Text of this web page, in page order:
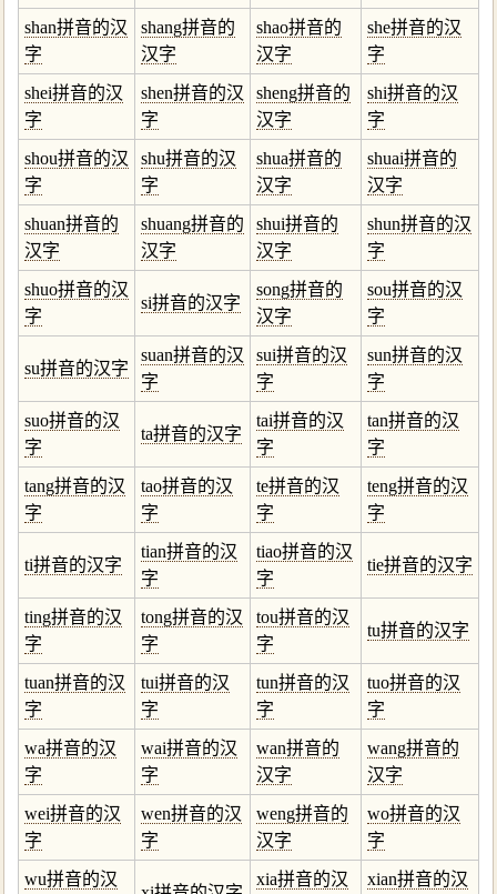
shan拼音的汉
字
shang拼音的
汉字
shao拼音的
汉字
she拼音的汉
字
shei拼音的汉
字
shen拼音的汉
字
sheng拼音的
汉字
shi拼音的汉
字
shou拼音的汉
字
shu拼音的汉
字
shua拼音的
汉字
shuai拼音的
汉字
shuan拼音的
汉字
shuang拼音的
汉字
shui拼音的
汉字
shun拼音的汉
字
shuo拼音的汉
字
si拼音的汉字
song拼音的
汉字
sou拼音的汉
字
su拼音的汉字
suan拼音的汉
字
sui拼音的汉
字
sun拼音的汉
字
suo拼音的汉
字
ta拼音的汉字
tai拼音的汉
字
tan拼音的汉
字
tang拼音的汉
字
tao拼音的汉
字
te拼音的汉
字
teng拼音的汉
字
ti拼音的汉字
tian拼音的汉
字
tiao拼音的汉
字
tie拼音的汉字
ting拼音的汉
字
tong拼音的汉
字
tou拼音的汉
字
tu拼音的汉字
tuan拼音的汉
字
tui拼音的汉
字
tun拼音的汉
字
tuo拼音的汉
字
wa拼音的汉
字
wai拼音的汉
字
wan拼音的
汉字
wang拼音的
汉字
wei拼音的汉
字
wen拼音的汉
字
weng拼音的
汉字
wo拼音的汉
字
wu拼音的汉
xia拼音的汉
xian拼音的汉